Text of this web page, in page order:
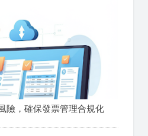
險，確保發票管理合規化